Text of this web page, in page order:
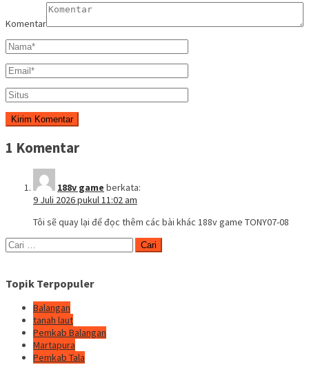
Komentar
1 Komentar
188v game berkata:
9 Juli 2026 pukul 11:02 am
Tôi sẽ quay lại để đọc thêm các bài khác 188v game TONY07-08
Cari
untuk:
Topik Terpopuler
Balangan
tanah laut
Pemkab Balangan
Martapura
Pemkab Tala